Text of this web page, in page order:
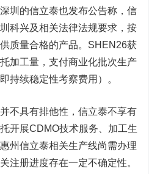
圳的信立泰也发布公告称，信
科兴及相关法律法规要求，按
质量合格的产品。SHEN26获
加工量，支付商业化批次生产
持续稳定性考察费用）。
不具有排他性，信立泰不享有
开展CDMO技术服务、加工生
州信立泰相关生产线尚需办理
注册进度存在一定不确定性。